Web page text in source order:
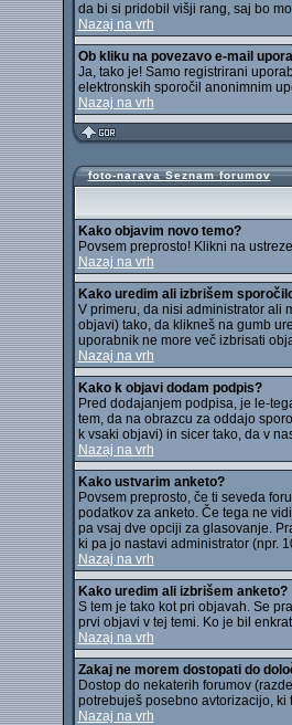
da bi si pridobil višji rang, saj bo
Nazaj na vrh
Ob kliku na povezavo e-mail
Ja, tako je! Samo registrirani
elektronskih sporočil anonimnim
Nazaj na vrh
foto-narava Seznam forumov
Kako objavim novo temo?
Povsem preprosto! Klikni na
Nazaj na vrh
Kako uredim ali izbrišem
V primeru, da nisi administrator ali
objavi) tako, da klikneš na gumb
uporabnik ne more več izbrisati
Nazaj na vrh
Kako k objavi dodam podpis?
Pred dodajanjem podpisa, je le-
tem, da na obrazcu za oddajo
k vsaki objavi) in sicer tako, da v
Nazaj na vrh
Kako ustvarim anketo?
Povsem preprosto, če ti seveda
podatkov za anketo. Če tega ne
pa vsaj dve opciji za glasovanje.
ki pa jo nastavi administrator (npr.
Nazaj na vrh
Kako uredim ali izbrišem anketo?
S tem je tako kot pri objavah. Se
prvi objavi v tej temi. Ko je bil
Nazaj na vrh
Zakaj ne morem dostopati do
Dostop do nekaterih forumov
potrebuješ posebno avtorizacijo,
Nazaj na vrh